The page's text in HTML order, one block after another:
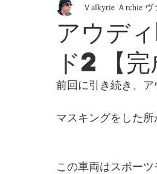
作業工程・レポート 日々日
アウデ
ド2【完
Ｖalkyrie Ａrchie
前回に引き続き、
マスキングをした所
この車両はスポー